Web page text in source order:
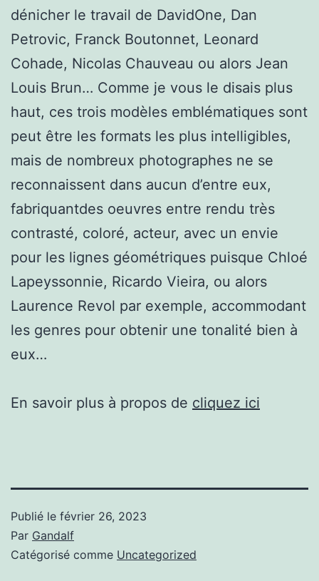
dénicher le travail de DavidOne, Dan
Petrovic, Franck Boutonnet, Leonard
Cohade, Nicolas Chauveau ou alors Jean
Louis Brun… Comme je vous le disais plus
haut, ces trois modèles emblématiques sont
peut être les formats les plus intelligibles,
mais de nombreux photographes ne se
reconnaissent dans aucun d’entre eux,
fabriquantdes oeuvres entre rendu très
contrasté, coloré, acteur, avec un envie
pour les lignes géométriques puisque Chloé
Lapeyssonnie, Ricardo Vieira, ou alors
Laurence Revol par exemple, accommodant
les genres pour obtenir une tonalité bien à
eux…
En savoir plus à propos de cliquez ici
Publié le février 26, 2023
Par Gandalf
Catégorisé comme Uncategorized